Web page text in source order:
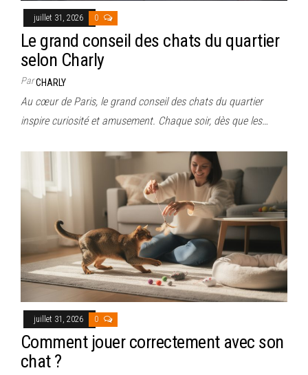
juillet 31, 2026 0
Le grand conseil des chats du quartier
selon Charly
ParCHARLY
Au cœur de Paris, le grand conseil des chats du quartier
inspire curiosité et amusement. Chaque soir, dès que les…
juillet 31, 2026 0
Comment jouer correctement avec son
chat ?